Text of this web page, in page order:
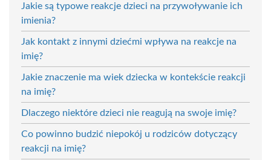
Jakie są typowe reakcje dzieci na przywoływanie ich
imienia?
Jak kontakt z innymi dziećmi wpływa na reakcje na
imię?
Jakie znaczenie ma wiek dziecka w kontekście reakcji
na imię?
Dlaczego niektóre dzieci nie reagują na swoje imię?
Co powinno budzić niepokój u rodziców dotyczący
reakcji na imię?